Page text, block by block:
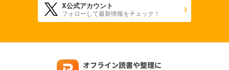
X公式アカウント
フォローして最新情報をチェック！